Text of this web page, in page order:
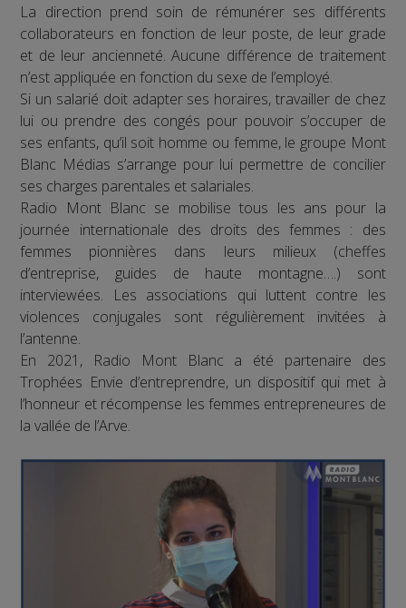
La direction prend soin de rémunérer ses différents
collaborateurs en fonction de leur poste, de leur grade
et de leur ancienneté. Aucune différence de traitement
n’est appliquée en fonction du sexe de l’employé.
Si un salarié doit adapter ses horaires, travailler de chez
lui ou prendre des congés pour pouvoir s’occuper de
ses enfants, qu’il soit homme ou femme, le groupe Mont
Blanc Médias s’arrange pour lui permettre de concilier
ses charges parentales et salariales.
Radio Mont Blanc se mobilise tous les ans pour la
journée internationale des droits des femmes : des
femmes pionnières dans leurs milieux (cheffes
d’entreprise, guides de haute montagne….) sont
interviewées. Les associations qui luttent contre les
violences conjugales sont régulièrement invitées à
l’antenne.
En 2021, Radio Mont Blanc a été partenaire des
Trophées Envie d’entreprendre, un dispositif qui met à
l’honneur et récompense les femmes entrepreneures de
la vallée de l’Arve.